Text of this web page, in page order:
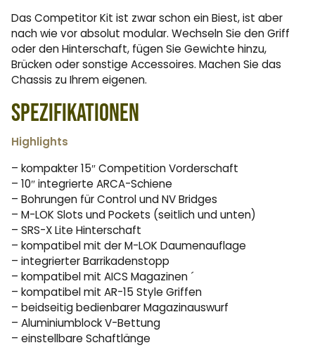
Das Competitor Kit ist zwar schon ein Biest, ist aber
nach wie vor absolut modular. Wechseln Sie den Griff
oder den Hinterschaft, fügen Sie Gewichte hinzu,
Brücken oder sonstige Accessoires. Machen Sie das
Chassis zu Ihrem eigenen.
Spezifikationen
Highlights
– kompakter 15″ Competition Vorderschaft
– 10″ integrierte ARCA-Schiene
– Bohrungen für Control und NV Bridges
– M-LOK Slots und Pockets (seitlich und unten)
– SRS-X Lite Hinterschaft
– kompatibel mit der M-LOK Daumenauflage
– integrierter Barrikadenstopp
– kompatibel mit AICS Magazinen ´
– kompatibel mit AR-15 Style Griffen
– beidseitig bedienbarer Magazinauswurf
– Aluminiumblock V-Bettung
– einstellbare Schaftlänge